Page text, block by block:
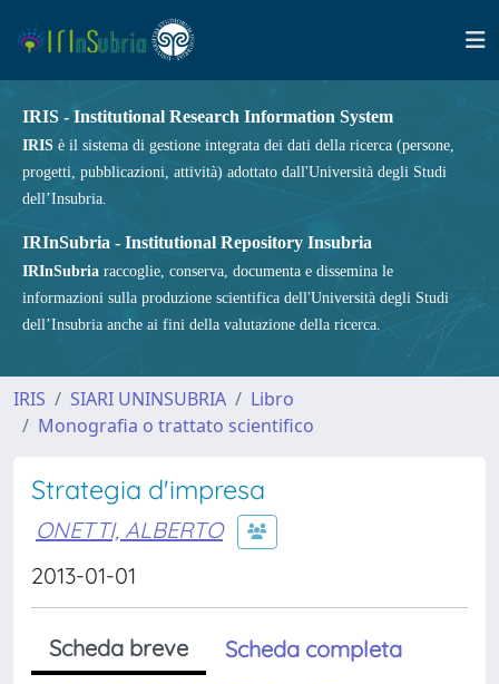
IRIS - Institutional Research Information System
IRIS è il sistema di gestione integrata dei dati della ricerca (persone,
progetti, pubblicazioni, attività) adottato dall'Università degli Studi
dell’Insubria.
IRInSubria - Institutional Repository Insubria
IRInSubria raccoglie, conserva, documenta e dissemina le
informazioni sulla produzione scientifica dell'Università degli Studi
dell’Insubria anche ai fini della valutazione della ricerca.
IRIS SIARI UNINSUBRIA
Libro
Monografia o trattato scientifico
Strategia d'impresa
ONETTI, ALBERTO
2013-01-01
Scheda breve
Scheda completa